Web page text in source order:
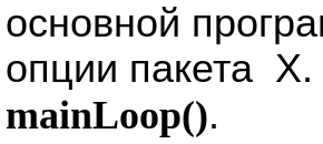
основной
опции пакета
mainLoop().